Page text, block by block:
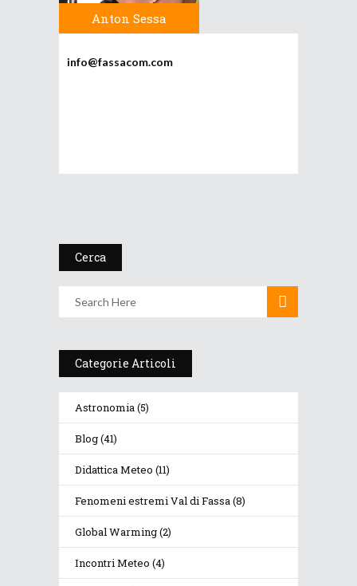
Anton Sessa
info@fassacom.com
Cerca
Categorie Articoli
Astronomia(5)
Blog(41)
Didattica Meteo (11)
Fenomeni estremi Val di Fassa(8)
Global Warming(2)
Incontri Meteo (4)